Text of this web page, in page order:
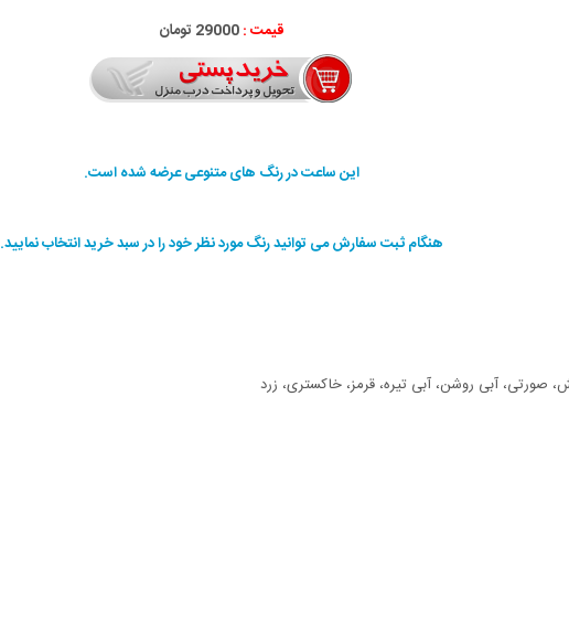
قیمت :29000 تومان
این ساعت در رنگ های متنوعی عرضه شده است.
هنگام ثبت سفارش می توانید رنگ مورد نظر خود را در سبد خرید انتخاب نمایید.
صورتی، آبی روشن، آبی تیره، قرمز، خاکستری، زرد